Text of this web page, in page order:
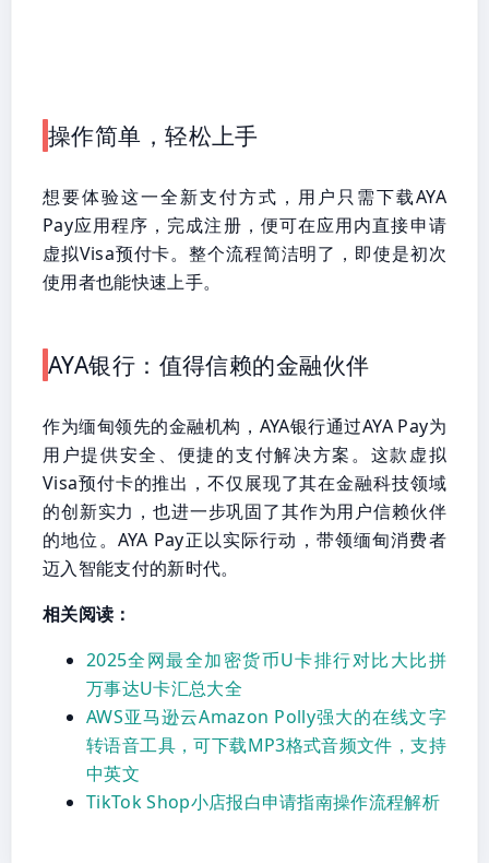
操作简单，轻松上手
想要体验这一全新支付方式，用户只需下载AYA
Pay应用程序，完成注册，便可在应用内直接申请
虚拟Visa预付卡。整个流程简洁明了，即使是初次
使用者也能快速上手。
AYA银行：值得信赖的金融伙伴
作为缅甸领先的金融机构，AYA银行通过AYA Pay为
用户提供安全、便捷的支付解决方案。这款虚拟
Visa预付卡的推出，不仅展现了其在金融科技领域
的创新实力，也进一步巩固了其作为用户信赖伙伴
的地位。AYA Pay正以实际行动，带领缅甸消费者
迈入智能支付的新时代。
相关阅读：
2025全网最全加密货币U卡排行对比大比拼
万事达U卡汇总大全
AWS亚马逊云Amazon Polly强大的在线文字
转语音工具，可下载MP3格式音频文件，支持
中英文
TikTok Shop小店报白申请指南操作流程解析